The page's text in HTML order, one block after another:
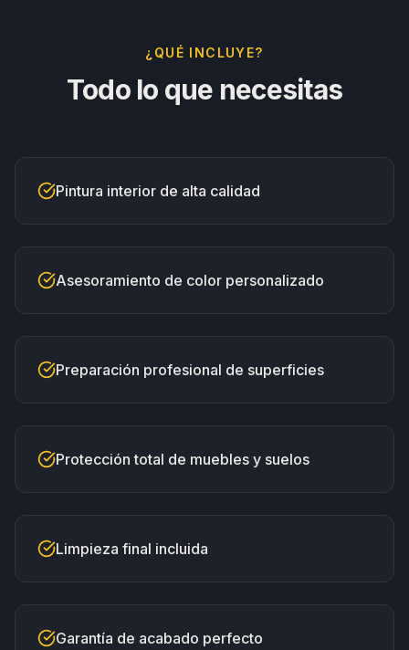
¿QUÉ INCLUYE?
Todo lo que necesitas
Pintura interior de alta calidad
Asesoramiento de color personalizado
Preparación profesional de superficies
Protección total de muebles y suelos
Limpieza final incluida
Garantía de acabado perfecto